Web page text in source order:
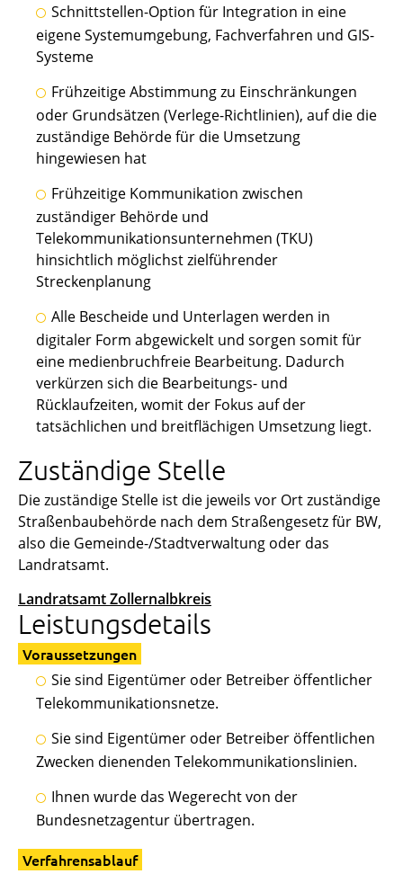
Schnittstellen-Option für Integration in eine
eigene Systemumgebung, Fachverfahren und GIS-
Systeme
Frühzeitige Abstimmung zu Einschränkungen
oder Grundsätzen (Verlege-Richtlinien), auf die die
zuständige Behörde für die Umsetzung
hingewiesen hat
Frühzeitige Kommunikation zwischen
zuständiger Behörde und
Telekommunikationsunternehmen (TKU)
hinsichtlich möglichst zielführender
Streckenplanung
Alle Bescheide und Unterlagen werden in
digitaler Form abgewickelt und sorgen somit für
eine medienbruchfreie Bearbeitung. Dadurch
verkürzen sich die Bearbeitungs- und
Rücklaufzeiten, womit der Fokus auf der
tatsächlichen und breitflächigen Umsetzung liegt.
Zuständige Stelle
Die zuständige Stelle ist die jeweils vor Ort zuständige
Straßenbaubehörde nach dem Straßengesetz für BW,
also die Gemeinde-/Stadtverwaltung oder das
Landratsamt.
Landratsamt Zollernalbkreis
Leistungsdetails
Voraussetzungen
Sie sind Eigentümer oder Betreiber öffentlicher
Telekommunikationsnetze.
Sie sind Eigentümer oder Betreiber öffentlichen
Zwecken dienenden Telekommunikationslinien.
Ihnen wurde das Wegerecht von der
Bundesnetzagentur übertragen.
Verfahrensablauf